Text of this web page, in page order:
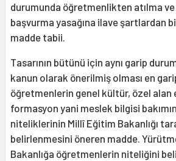
durumunda öğretmenlikten atılma ve
başvurma yasağına ilave şartlardan
madde tabii.
Tasarının bütünü için aynı garip
kanun olarak önerilmiş olması en
öğretmenlerin genel kültür, özel alan
formasyon yani meslek bilgisi
niteliklerinin Millî Eğitim Bakanlığı
belirlenmesini öneren madde.
Bakanlığa öğretmenlerin niteliğini